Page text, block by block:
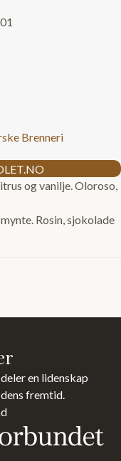
Brenneri
og vanilje. Oloroso,
Rosin, sjokolade
en lidenskap
fremtid.